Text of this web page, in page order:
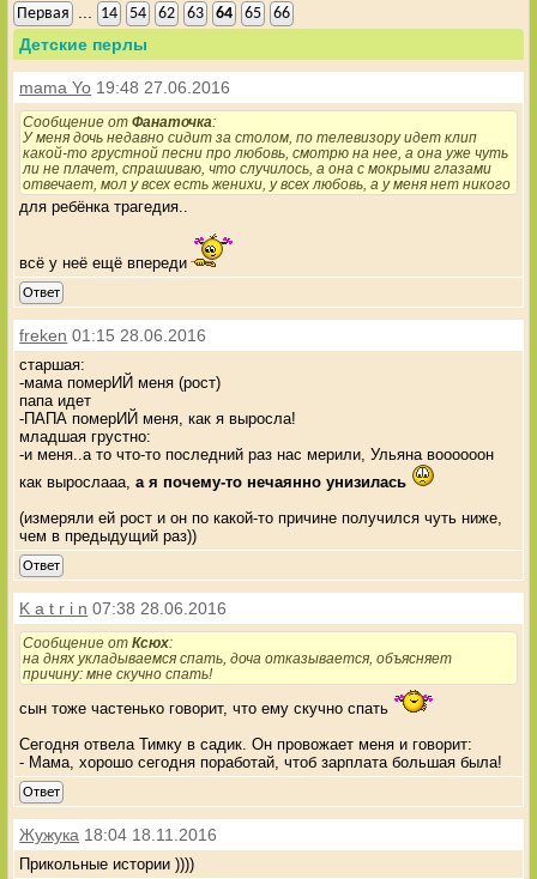
Первая 14 54 62 63 64 65 66
Детские перлы
mama Yo 19:48 27.06.2016
Сообщение отФанаточка:
У меня дочь недавно сидит за столом, по телевизору идет клип
какой-то грустной песни про любовь, смотрю на нее, а она уже чуть
ли не плачет, спрашиваю, что случилось, а она с мокрыми глазами
отвечает, мол у всех есть женихи, у всех любовь, а у меня нет никого
для ребёнка трагедия..
всё у неё ещё впереди
Ответ
freken 01:15 28.06.2016
старшая:
-мама померИЙ меня (рост)
папа идет
-ПАПА померИЙ меня, как я выросла!
младшая грустно:
-и меня..а то что-то последний раз нас мерили, Ульяна воооооон
как вырослааа,а я почему-то нечаянно унизилась
(измеряли ей рост и он по какой-то причине получился чуть ниже,
чем в предыдущий раз))
Ответ
K a t r i n 07:38 28.06.2016
Сообщение отКсюх:
на днях укладываемся спать, доча отказывается, объясняет
причину: мне скучно спать!
сын тоже частенько говорит, что ему скучно спать
Сегодня отвела Тимку в садик. Он провожает меня и говорит:
- Мама, хорошо сегодня поработай, чтоб зарплата большая была!
Ответ
Жужука 18:04 18.11.2016
Прикольные истории ))))